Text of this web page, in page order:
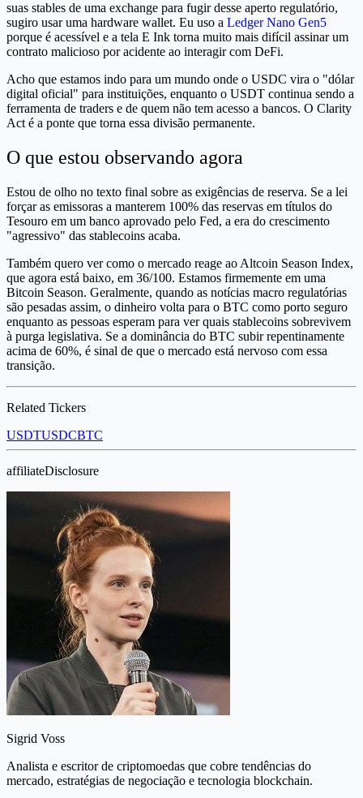
suas stables de uma exchange para fugir desse aperto regulatório,
sugiro usar uma hardware wallet. Eu uso a Ledger Nano Gen5
porque é acessível e a tela E Ink torna muito mais difícil assinar um
contrato malicioso por acidente ao interagir com DeFi.
Acho que estamos indo para um mundo onde o USDC vira o "dólar
digital oficial" para instituições, enquanto o USDT continua sendo a
ferramenta de traders e de quem não tem acesso a bancos. O Clarity
Act é a ponte que torna essa divisão permanente.
O que estou observando agora
Estou de olho no texto final sobre as exigências de reserva. Se a lei
forçar as emissoras a manterem 100% das reservas em títulos do
Tesouro em um banco aprovado pelo Fed, a era do crescimento
"agressivo" das stablecoins acaba.
Também quero ver como o mercado reage ao Altcoin Season Index,
que agora está baixo, em 36/100. Estamos firmemente em uma
Bitcoin Season. Geralmente, quando as notícias macro regulatórias
são pesadas assim, o dinheiro volta para o BTC como porto seguro
enquanto as pessoas esperam para ver quais stablecoins sobrevivem
à purga legislativa. Se a dominância do BTC subir repentinamente
acima de 60%, é sinal de que o mercado está nervoso com essa
transição.
Related Tickers
USDTUSDCBTC
affiliateDisclosure
Sigrid Voss
Analista e escritor de criptomoedas que cobre tendências do
mercado, estratégias de negociação e tecnologia blockchain.